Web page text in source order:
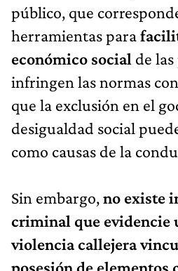
público, que
herramientas para
económico social de
infringen las normas
que la exclusión en el
desigualdad social
como causas de la
Sin embargo,no existe
criminal que evidencie
violencia callejera